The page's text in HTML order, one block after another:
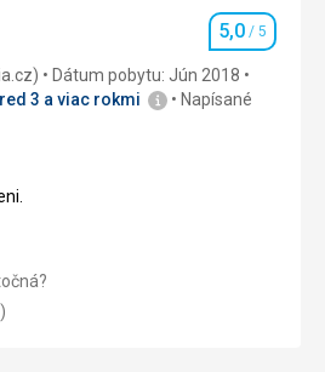
5,0/ 5
5,0
Hodnotenie
5,0 / 5
(Invia.cz)
Dátum pobytu: Jún 2018
3 a viac rokmi
Napísané
)